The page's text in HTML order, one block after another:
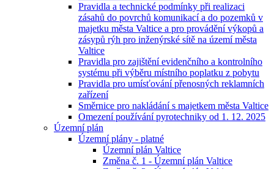
Pravidla a technické podmínky při realizaci
zásahů do povrchů komunikací a do pozemků v
majetku města Valtice a pro provádění výkopů a
zásypů rýh pro inženýrské sítě na území města
Valtice
Pravidla pro zajištění evidenčního a kontrolního
systému při výběru místního poplatku z pobytu
Pravidla pro umísťování přenosných reklamních
zařízení
Směrnice pro nakládání s majetkem města Valtice
Omezení používání pyrotechniky od 1. 12. 2025
Územní plán
Územní plány - platné
Územní plán Valtice
Změna č. 1 - Územní plán Valtice